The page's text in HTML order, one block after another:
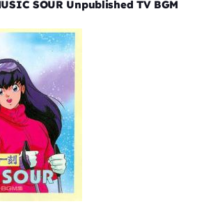
SOUR Unpublished TV BGM